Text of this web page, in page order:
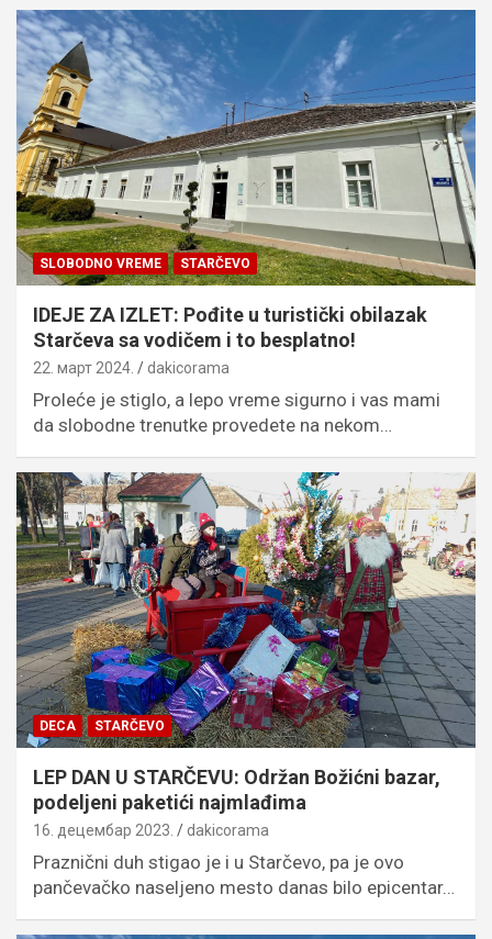
SLOBODNO VREME STARČEVO
IDEJE ZA IZLET: Pođite u turistički obilazak
Starčeva sa vodičem i to besplatno!
22. март 2024. dakicorama
Proleće je stiglo, a lepo vreme sigurno i vas mami
da slobodne trenutke provedete na nekom…
DECA STARČEVO
LEP DAN U STARČEVU: Održan Božićni bazar,
podeljeni paketići najmlađima
16. децембар 2023. dakicorama
Praznični duh stigao je i u Starčevo, pa je ovo
pančevačko naseljeno mesto danas bilo epicentar…